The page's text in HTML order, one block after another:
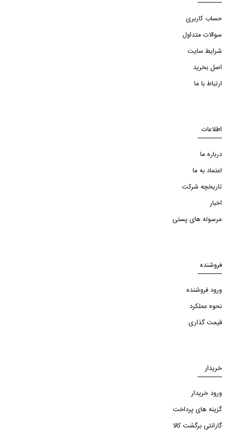
حساب کاربری
سوالات متداول
شرایط سایت
اصل بخرید
ارتباط با ما
اطلاعات
درباره ما
اعتماد به ما
تاریخچه شرکت
اخبار
مرسوله های پستی
فروشنده
ورود فروشنده
نحوه عملکرد
قیمت گذاری
خریدار
ورود خریدار
گزینه های پرداخت
گارانتی برگشت کالا